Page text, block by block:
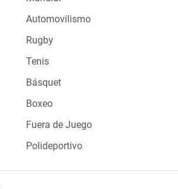
Automovilismo
Rugby
Tenis
Básquet
Boxeo
Fuera de Juego
Polideportivo